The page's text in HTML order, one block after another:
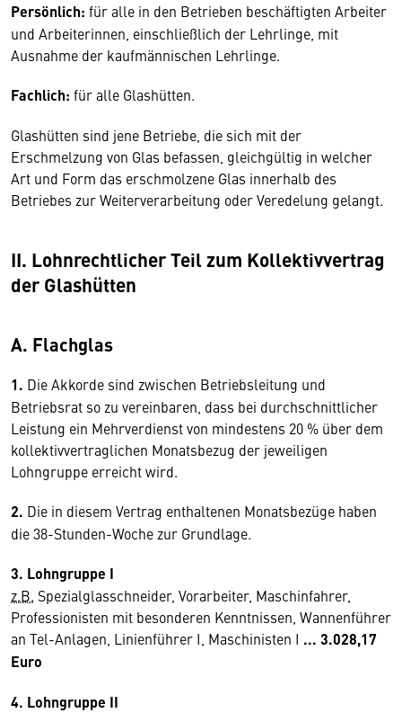
Persönlich: für alle in den Betrieben beschäftigten Arbeiter
und Arbeiterinnen, einschließlich der Lehrlinge, mit
Ausnahme der kaufmännischen Lehrlinge.
Fachlich: für alle Glashütten.
Glashütten sind jene Betriebe, die sich mit der
Erschmelzung von Glas befassen, gleichgültig in welcher
Art und Form das erschmolzene Glas innerhalb des
Betriebes zur Weiterver­arbeitung oder Veredelung gelangt.
II. Lohnrechtlicher Teil zum Kollektivvertrag
der Glashütten
A. Flachglas
1. Die Akkorde sind zwischen Betriebsleitung und
Betriebsrat so zu vereinbaren, dass bei durchschnittlicher
Leistung ein Mehrverdienst von mindestens 20 % über dem
kollektiv­vertraglichen Monatsbezug der jeweiligen
Lohngruppe erreicht wird.
2. Die in diesem Vertrag enthaltenen Monatsbezüge haben
die 38-Stunden-Woche zur Grundlage.
3. Lohngruppe I
z.B. Spezialglasschneider, Vorarbeiter, Maschinfahrer,
Professionisten mit besonderen Kenntnissen, Wannenführer
an Tel-Anlagen, Linienführer I, Maschinisten I ... 3.028,17
Euro
4. Lohngruppe II